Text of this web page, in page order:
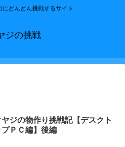
どんどん挑戦するサイト
ジの挑戦
ヤジの物作り挑戦記【デスクト
プＰＣ編】後編